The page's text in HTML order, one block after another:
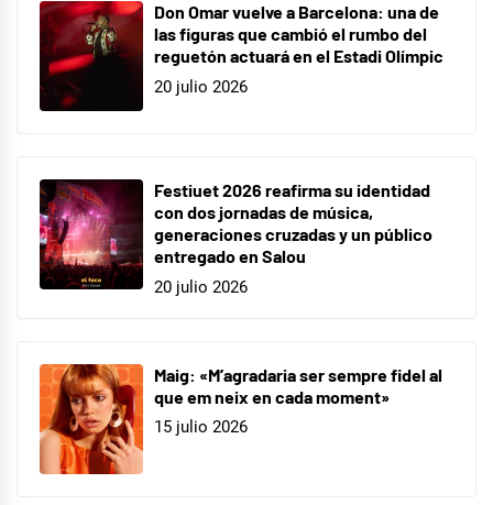
Don Omar vuelve a Barcelona: una de
las figuras que cambió el rumbo del
reguetón actuará en el Estadi Olímpic
20 julio 2026
Festiuet 2026 reafirma su identidad
con dos jornadas de música,
generaciones cruzadas y un público
entregado en Salou
20 julio 2026
Maig: «M’agradaria ser sempre fidel al
que em neix en cada moment»
15 julio 2026